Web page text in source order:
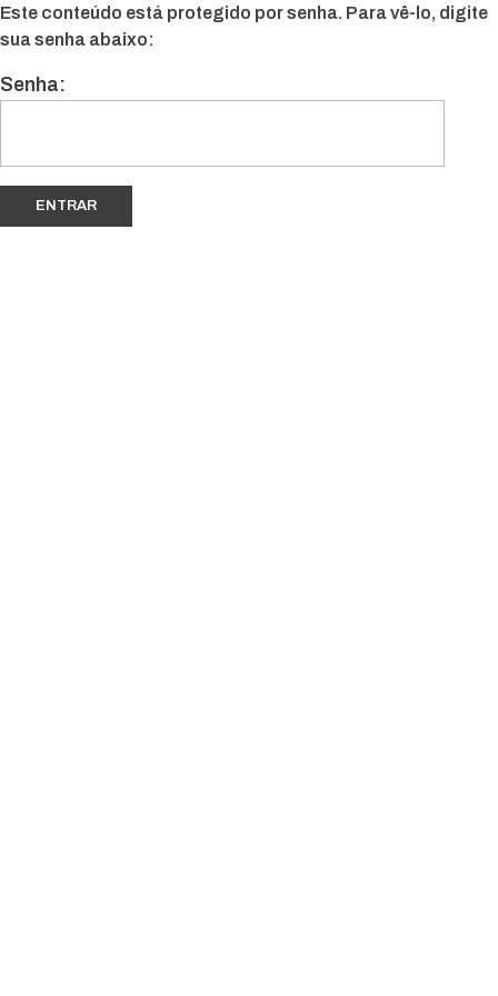
Este conteúdo está protegido por senha. Para vê-lo, digite
sua senha abaixo:
Senha: